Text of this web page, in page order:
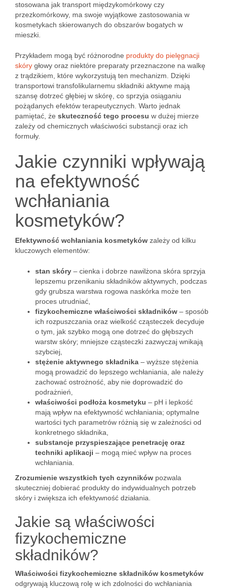
stosowana jak transport międzykomórkowy czy
przezkomórkowy, ma swoje wyjątkowe zastosowania w
kosmetykach skierowanych do obszarów bogatych w
mieszki.
Przykładem mogą być różnorodne produkty do pielęgnacji
skóry głowy oraz niektóre preparaty przeznaczone na walkę
z trądzikiem, które wykorzystują ten mechanizm. Dzięki
transportowi transfolikularnemu składniki aktywne mają
szansę dotrzeć głębiej w skórę, co sprzyja osiąganiu
pożądanych efektów terapeutycznych. Warto jednak
pamiętać, że skuteczność tego procesu w dużej mierze
zależy od chemicznych właściwości substancji oraz ich
formuły.
Jakie czynniki wpływają
na efektywność
wchłaniania
kosmetyków?
Efektywność wchłaniania kosmetyków zależy od kilku
kluczowych elementów:
stan skóry – cienka i dobrze nawilżona skóra sprzyja
lepszemu przenikaniu składników aktywnych, podczas
gdy grubsza warstwa rogowa naskórka może ten
proces utrudniać,
fizykochemiczne właściwości składników – sposób
ich rozpuszczania oraz wielkość cząsteczek decyduje
o tym, jak szybko mogą one dotrzeć do głębszych
warstw skóry; mniejsze cząsteczki zazwyczaj wnikają
szybciej,
stężenie aktywnego składnika – wyższe stężenia
mogą prowadzić do lepszego wchłaniania, ale należy
zachować ostrożność, aby nie doprowadzić do
podrażnień,
właściwości podłoża kosmetyku – pH i lepkość
mają wpływ na efektywność wchłaniania; optymalne
wartości tych parametrów różnią się w zależności od
konkretnego składnika,
substancje przyspieszające penetrację oraz
techniki aplikacji – mogą mieć wpływ na proces
wchłaniania.
Zrozumienie wszystkich tych czynników pozwala
skuteczniej dobierać produkty do indywidualnych potrzeb
skóry i zwiększa ich efektywność działania.
Jakie są właściwości
fizykochemiczne
składników?
Właściwości fizykochemiczne składników kosmetyków
odgrywają kluczową rolę w ich zdolności do wchłaniania